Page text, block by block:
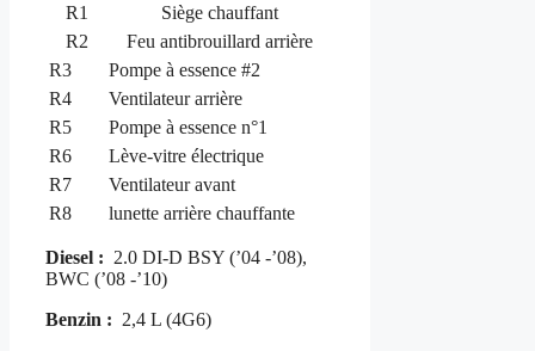
R1
Siège chauffant
R2
Feu antibrouillard arrière
R3
Pompe à essence #2
R4
Ventilateur arrière
R5
Pompe à essence n°1
R6
Lève-vitre électrique
R7
Ventilateur avant
R8
lunette arrière chauffante
Diesel : 2.0 DI-D BSY (’04 -’08),
BWC (’08 -’10)
Benzin : 2,4 L (4G6)